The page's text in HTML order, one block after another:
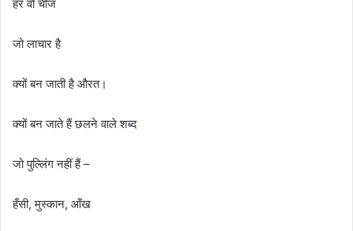
हर वो चीज
जो लाचार है
क्यों बन जाती है औरत।
क्यों बन जाते हैं छलने वाले शब्द
जो पुल्लिंग नहीं हैं –
हँसी, मुस्कान, आँख